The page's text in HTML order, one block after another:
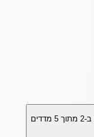
ב-2 מתוך 5 מדדים